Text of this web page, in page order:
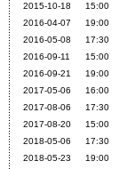
2015-10-18
15:00
2016-04-07
19:00
2016-05-08
17:30
2016-09-11
15:00
2016-09-21
19:00
2017-05-06
16:00
2017-08-06
17:30
2017-08-20
15:00
2018-05-06
17:30
2018-05-23
19:00